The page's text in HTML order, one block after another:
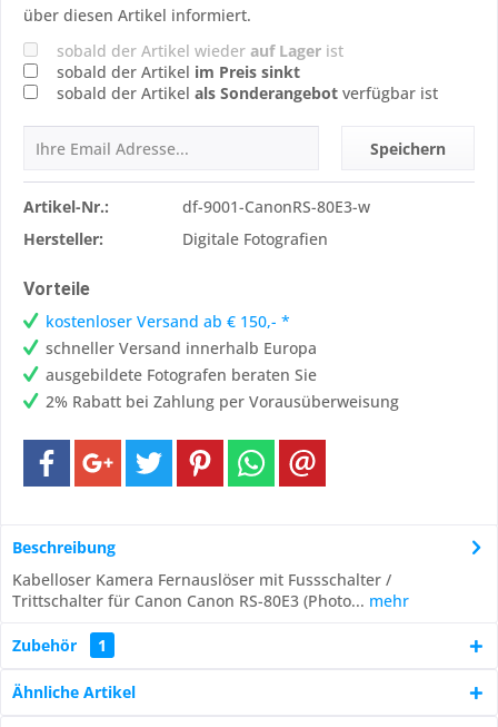
über diesen Artikel informiert.
sobald der Artikel wieder auf Lager ist
sobald der Artikel im Preis sinkt
sobald der Artikel als Sonderangebot verfügbar ist
Speichern
Artikel-Nr.:
df-9001-CanonRS-80E3-w
Hersteller:
Digitale Fotografien
Vorteile
kostenloser Versand ab € 150,- *
schneller Versand innerhalb Europa
ausgebildete Fotografen beraten Sie
2% Rabatt bei Zahlung per Vorausüberweisung
Beschreibung
Kabelloser Kamera Fernauslöser mit Fussschalter /
Trittschalter für Canon Canon RS-80E3 (Photo... mehr
Zubehör 1
Ähnliche Artikel